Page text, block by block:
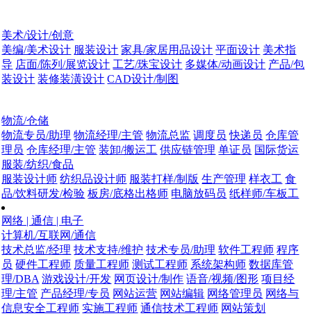
美术/设计/创意
美编/美术设计 服装设计 家具/家居用品设计 平面设计 美术指
导 店面/陈列/展览设计 工艺/珠宝设计 多媒体/动画设计 产品/包
装设计 装修装潢设计 CAD设计/制图
物流/仓储
物流专员/助理 物流经理/主管 物流总监 调度员 快递员 仓库管
理员 仓库经理/主管 装卸/搬运工 供应链管理 单证员 国际货运
服装/纺织/食品
服装设计师 纺织品设计师 服装打样/制版 生产管理 样衣工 食
品/饮料研发/检验 板房/底格出格师 电脑放码员 纸样师/车板工
网络 | 通信 | 电子
计算机/互联网/通信
技术总监/经理 技术支持/维护 技术专员/助理 软件工程师 程序
员 硬件工程师 质量工程师 测试工程师 系统架构师 数据库管
理/DBA 游戏设计/开发 网页设计/制作 语音/视频/图形 项目经
理/主管 产品经理/专员 网站运营 网站编辑 网络管理员 网络与
信息安全工程师 实施工程师 通信技术工程师 网站策划